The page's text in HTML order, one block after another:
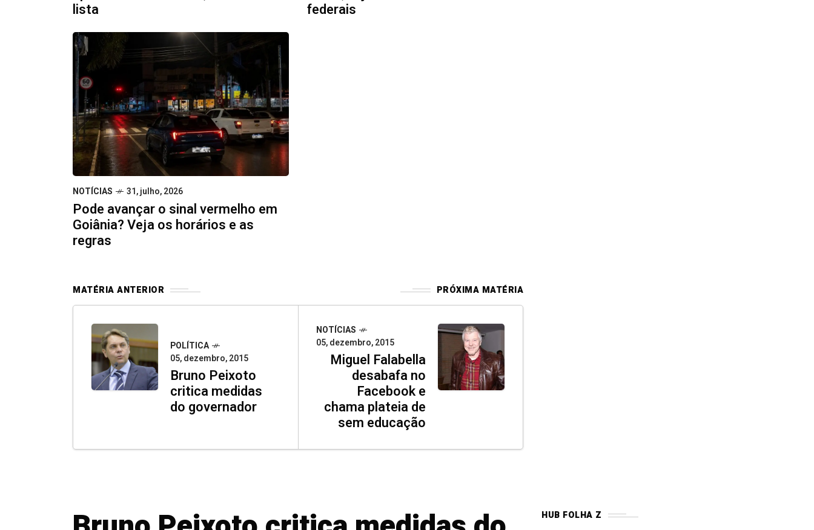
lista
federais
NOTÍCIAS 31, julho, 2026
Pode avançar o sinal vermelho em
Goiânia? Veja os horários e as
regras
MATÉRIA ANTERIOR PRÓXIMA MATÉRIA
POLÍTICA
05, dezembro, 2015
Bruno Peixoto
critica medidas
do governador
NOTÍCIAS
05, dezembro, 2015
Miguel Falabella
desabafa no
Facebook e
chama plateia de
sem educação
HUB FOLHA Z